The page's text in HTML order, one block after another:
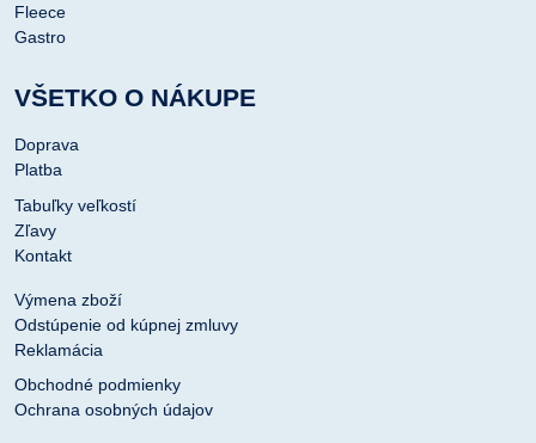
Fleece
Gastro
VŠETKO O NÁKUPE
Doprava
Platba
Tabuľky veľkostí
Zľavy
Kontakt
Výmena zboží
Odstúpenie od kúpnej zmluvy
Reklamácia
Obchodné podmienky
Ochrana osobných údajov